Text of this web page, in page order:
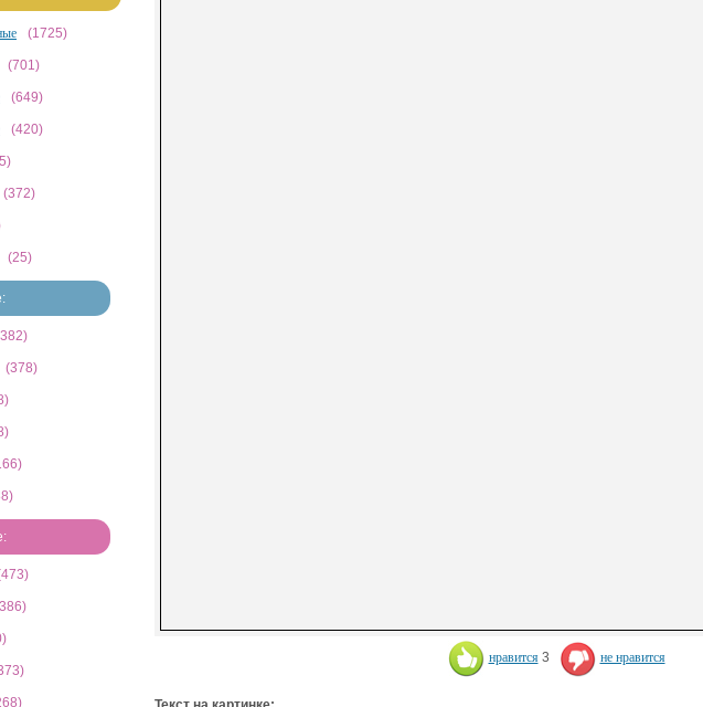
(1725)
(701)
(649)
(420)
(372)
(25)
(378)
нравится 3 не нравится